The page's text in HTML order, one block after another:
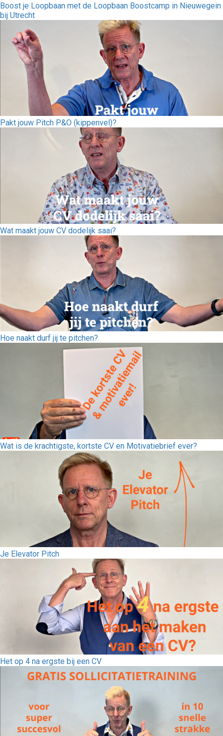
Boost je Loopbaan met de Loopbaan Boostcamp in Nieuwegein
bij Utrecht
Pakt jouw Pitch P&O (kippenvel)?
Wat maakt jouw CV dodelijk saai?
Hoe naakt durf jij te pitchen?
Wat is de krachtigste, kortste CV en Motivatiebrief ever?
Je Elevator Pitch
Het op 4 na ergste bij een CV